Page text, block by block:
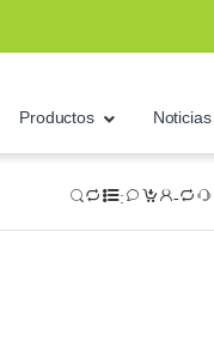
Productos Noticias